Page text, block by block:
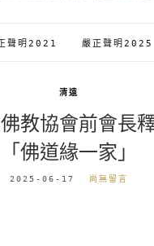
聲明2021 嚴正聲明2025
清遠
教協會前會長
「佛道緣一家」
2025-06-17 尚無留言